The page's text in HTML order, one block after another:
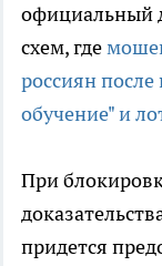
официальный
схем, где
россиян после
обучение" и
При
придется